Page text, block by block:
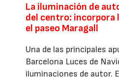
La iluminación de
del centro: incorpora
el paseo Maragall
Una de las principales
Barcelona Luces de
iluminaciones de autor.